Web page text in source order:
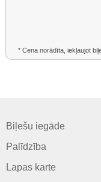
* Cena norādīta, iekļaujot
Biļešu iegāde
Palīdzība
Lapas karte